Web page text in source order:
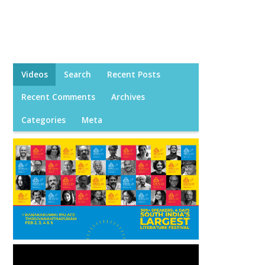
Videos Search Recent Posts
Recent Comments Archives
Categories Meta